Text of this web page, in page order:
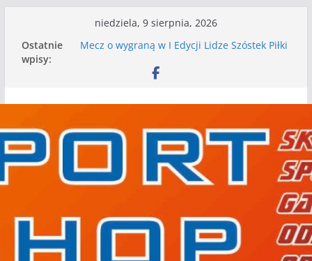
treści
niedziela, 9 sierpnia, 2026
Ostatnie
wpisy:
Mecz o wygraną w I Edycji Lidze Szóstek Piłki
Nasze piłkarskie zespoły w toku przygotowań
Kolejne gry kontrolne naszych piłkarskich
WKS wygrywa pierwszą edycję Ligi Szóstek w
Gwdzie Wielkiej
I mamy kolejne gry kontrolne, piłkarskie
granie przed nami